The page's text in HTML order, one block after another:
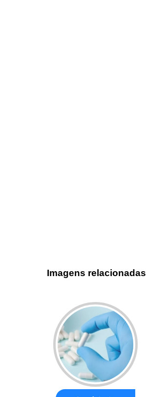
Imagens relacionadas